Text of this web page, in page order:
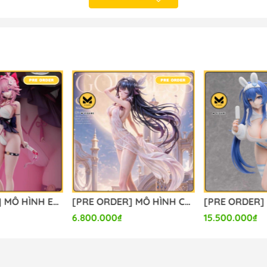
#anime_figure #figure
[PRE ORDER] MÔ HÌNH Evanescia - Honkai Star Rail (Summer Studio) FIGURE CHÍNH HÃNG
[PRE ORDER] MÔ HÌNH Columbina - Genshin Impact (Hui Gu Niang Studio) FIGURE CHÍNH HÃNG
6.800.000₫
15.500.000₫